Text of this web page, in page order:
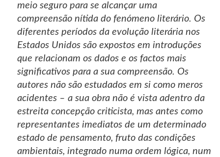
meio seguro para se alcançar uma
compreensão nítida do fenómeno literário. Os
diferentes períodos da evolução literária nos
Estados Unidos são expostos em introduções
que relacionam os dados e os factos mais
significativos para a sua compreensão. Os
autores não são estudados em si como meros
acidentes – a sua obra não é vista adentro da
estreita concepção criticista, mas antes como
representantes imediatos de um determinado
estado de pensamento, fruto das condições
ambientais, integrado numa ordem lógica, num